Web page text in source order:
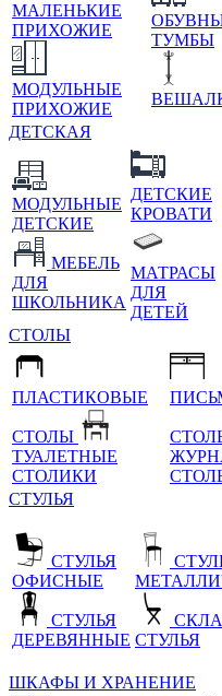
МАЛЕНЬКИЕ
ПРИХОЖИЕ
МОДУЛЬНЫЕ
ПРИХОЖИЕ
ТУМБЫ
ДЕТСКАЯ
МОДУЛЬНЫЕ
ДЕТСКИЕ
МЕБЕЛЬ
ДЛЯ
ШКОЛЬНИКА
ДЕТСКИЕ
КРОВАТИ
МАТРАСЫ
ДЛЯ
ДЕТЕЙ
СТОЛЫ
ПЛАСТИКОВЫЕ
СТОЛЫ
ТУАЛЕТНЫЕ
СТОЛИКИ
СТУЛЬЯ
СТУЛЬЯ
ОФИСНЫЕ
СТУЛЬЯ
ДЕРЕВЯННЫЕ СТУЛЬЯ
ШКАФЫ И ХРАНЕНИЕ